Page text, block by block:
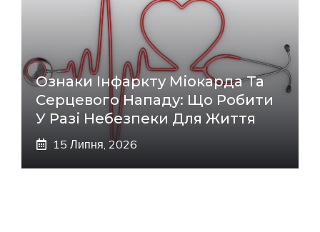
Ознаки Інфаркту Міокарда Та
Серцевого Нападу: Що Робити
У Разі Небезпеки Для Життя
15 Липня, 2026